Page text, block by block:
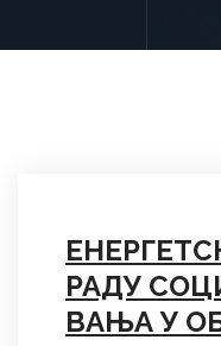
РАДУ
ВАЊА У